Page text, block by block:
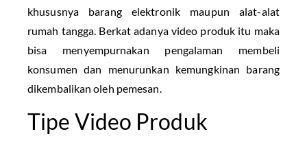
khususnya barang elektronik maupun alat-alat
rumah tangga. Berkat adanya video produk itu maka
bisa menyempurnakan pengalaman membeli
konsumen dan menurunkan kemungkinan barang
dikembalikan oleh pemesan.
Tipe Video Produk